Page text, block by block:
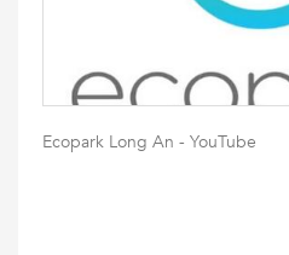
Ecopark Long An - YouTube